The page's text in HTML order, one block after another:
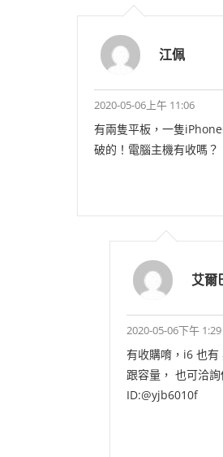
江佩
2020-05-06上午 11:06
有兩隻平板，一隻
破的！電腦主機有收嗎？
艾爾
2020-05-06下午 1:29
有收購唷，i6 也
跟容量， 也可洽
ID:@yjb6010f